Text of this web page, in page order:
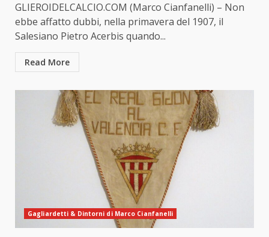
GLIEROIDELCALCIO.COM (Marco Cianfanelli) – Non
ebbe affatto dubbi, nella primavera del 1907, il
Salesiano Pietro Acerbis quando...
Read More
Gagliardetti & Dintorni di Marco Cianfanelli